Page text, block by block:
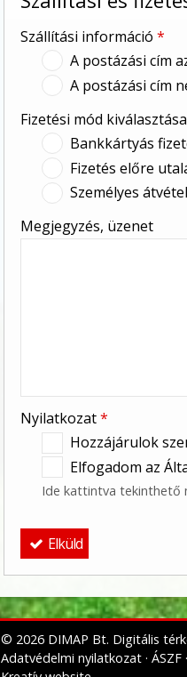
Szállítási információ *
A postázási cím
A postázási cím
Fizetési mód kiválasztása
Bankkártyás
Fizetés előre
Személyes
Megjegyzés, üzenet
Nyilatkozat*
Hozzájárulok
Elfogadom az
Ide kattintva tekinthető
Elküld
© 2026 DIMAP Bt. Digitális
Adatvédelmi nyilatkozat ÁSZF